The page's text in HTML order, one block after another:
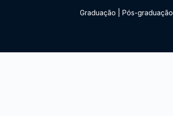
Graduação Pós-graduação